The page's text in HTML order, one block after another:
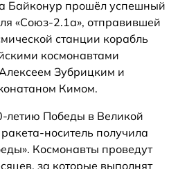
Байконур прошёл успешный
«Союз-2.1а», отправившей
станции корабль
космонавтами
Зубрицким и
Кимом.
летию Победы в Великой
носитель получила
Космонавты проведут
за которые выполнят